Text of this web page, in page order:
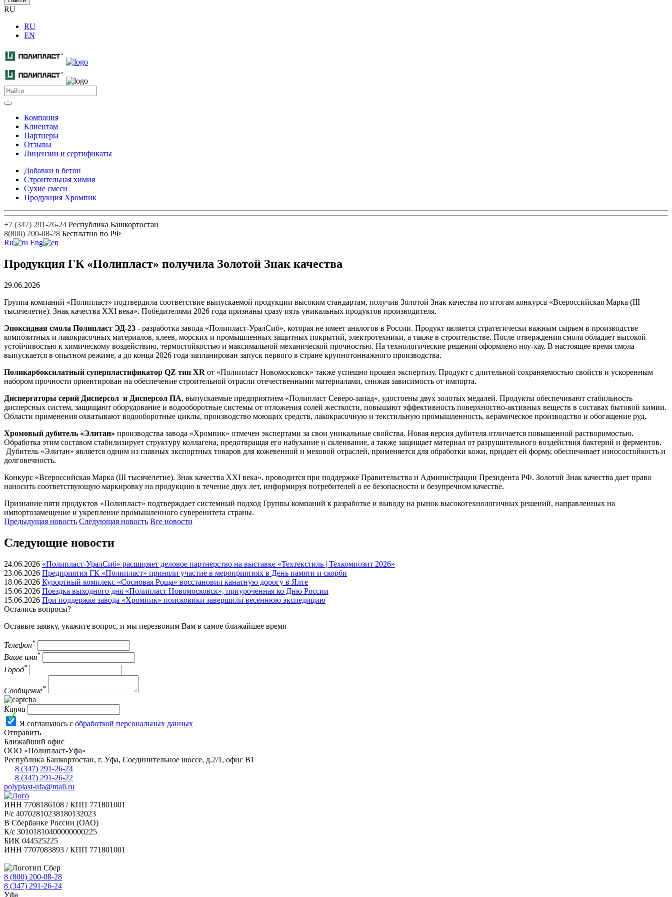
RU
RU
EN
Компания
Клиентам
Партнеры
Отзывы
Лицензии и сертификаты
Добавки в бетон
Строительная химия
Сухие смеси
Продукция Хромпик
+7 (347) 291-26-24 Республика Башкортостан
8(800) 200-08-28 Бесплатно по РФ
Ru
Eng
Продукция ГК «Полипласт» получила Золотой Знак качества
29.06.2026
Группа компаний «Полипласт» подтвердила соответствие выпускаемой продукции высоким стандартам, получив Золотой Знак качества по итогам конкурса «Всероссийская Марка (III
тысячелетие). Знак качества XXI века». Победителями 2026 года признаны сразу пять уникальных продуктов производителя.
Эпоксидная смола Полипласт ЭД-23 - разработка завода «Полипласт-УралСиб», которая не имеет аналогов в России. Продукт является стратегически важным сырьем в производстве
композитных и лакокрасочных материалов, клеев, морских и промышленных защитных покрытий, электротехники, а также в строительстве. После отверждения смола обладает высокой
устойчивостью к химическому воздействию, термостойкостью и максимальной механической прочностью. На технологические решения оформлено ноу-хау. В настоящее время смола
выпускается в опытном режиме, а до конца 2026 года запланирован запуск первого в стране крупнотоннажного производства.
Поликарбоксилатный суперпластификатор QZ тип XR от «Полипласт Новомосковск» также успешно прошел экспертизу. Продукт с длительной сохраняемостью свойств и ускоренным
набором прочности ориентирован на обеспечение строительной отрасли отечественными материалами, снижая зависимость от импорта.
Диспергаторы серий Дисперсол и Дисперсол ПА, выпускаемые предприятием «Полипласт Северо-запад», удостоены двух золотых медалей. Продукты обеспечивают стабильность
дисперсных систем, защищают оборудование и водооборотные системы от отложения солей жесткости, повышают эффективность поверхностно-активных веществ в составах бытовой химии.
Области применения охватывают водооборотные циклы, производство моющих средств, лакокрасочную и текстильную промышленность, керамическое производство и обогащение руд.
Хромовый дубитель «Элитан» производства завода «Хромпик» отмечен экспертами за свои уникальные свойства. Новая версия дубителя отличается повышенной растворимостью.
Обработка этим составом стабилизирует структуру коллагена, предотвращая его набухание и склеивание, а также защищает материал от разрушительного воздействия бактерий и ферментов.
Дубитель «Элитан» является одним из главных экспортных товаров для кожевенной и меховой отраслей, применяется для обработки кожи, придает ей форму, обеспечивает износостойкость и
долговечность.
Конкурс «Всероссийская Марка (III тысячелетие). Знак качества XXI века». проводится при поддержке Правительства и Администрации Президента РФ. Золотой Знак качества дает право
наносить соответствующую маркировку на продукцию в течение двух лет, информируя потребителей о ее безопасности и безупречном качестве.
Признание пяти продуктов «Полипласт» подтверждает системный подход Группы компаний к разработке и выводу на рынок высокотехнологичных решений, направленных на
импортозамещение и укрепление промышленного суверенитета страны.
Предыдущая новость Следующая новость Все новости
Следующие новости
24.06.2026 «Полипласт-УралСиб» расширяет деловое партнерство на выставке «Техтекстиль | Техкомпозит 2026»
23.06.2026 Предприятия ГК «Полипласт» приняли участие в мероприятиях в День памяти и скорби
18.06.2026 Курортный комплекс «Сосновая Роща» восстановил канатную дорогу в Ялте
15.06.2026 Поездка выходного дня «Полипласт Новомосковск», приуроченная ко Дню России
15.06.2026 При поддержке завода «Хромпик» поисковики завершили весеннюю экспедицию
Остались вопросы?
Оставьте заявку, укажите вопрос, и мы перезвоним Вам в самое ближайшее время
Телефон*
Ваше имя*
Город*
Сообщение*
Капча
Я соглашаюсь с обработкой персональных данных
Отправить
Ближайший офис
ООО «Полипласт-Уфа»
Республика Башкортостан, г. Уфа, Соединительное шоссе, д.2/1, офис В1
8 (347) 291-26-24
8 (347) 291-26-22
polyplast-ufa@mail.ru
ИНН 7708186108 / КПП 771801001
Р/с 40702810238180132023
В Сбербанке России (ОАО)
К/с 30101810400000000225
БИК 044525225
ИНН 7707083893 / КПП 771801001
8 (800) 200-08-28
8 (347) 291-26-24
Уфа